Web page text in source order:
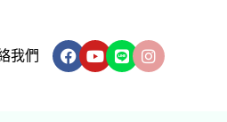
我們 Facebook
Youtube
LineInstagram